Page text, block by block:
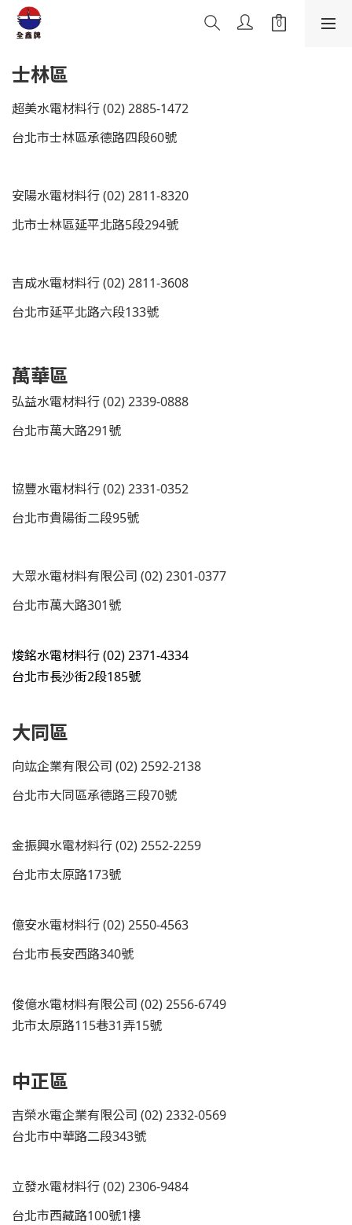
士林區
超美水電材料行 (02) 2885-1472
台北市士林區承德路四段60號
安陽水電材料行 (02) 2811-8320
北市士林區延平北路5段294號
吉成水電材料行 (02) 2811-3608
台北市延平北路六段133號
萬華區
弘益水電材料行 (02) 2339-0888
台北市萬大路291號
協豐水電材料行 (02) 2331-0352
台北市貴陽街二段95號
大眾水電材料有限公司 (02) 2301-0377
台北市萬大路301號
焌銘水電材料行 (02) 2371-4334
台北市長沙街2段185號
大同區
向竑企業有限公司 (02) 2592-2138
台北市大同區承德路三段70號
金振興水電材料行 (02) 2552-2259
台北市太原路173號
億安水電材料行 (02) 2550-4563
台北市長安西路340號
俊億水電材料有限公司 (02) 2556-6749
北市太原路115巷31弄15號
中正區
吉榮水電企業有限公司 (02) 2332-0569
台北市中華路二段343號
立發水電材料行 (02) 2306-9484
台北市西藏路100號1樓